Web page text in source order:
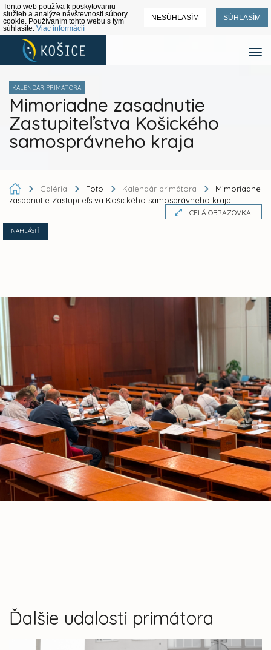
Tento web používa k poskytovaniu
služieb a analýze návštevnosti súbory
cookie. Používaním tohto webu s tým
súhlasíte. Viac informácií
NESÚHLASÍM SÚHLASÍM
KALENDÁR PRIMÁTORA
Mimoriadne zasadnutie
Zastupiteľstva Košického
samosprávneho kraja
Galéria Foto Kalendár primátora
Mimoriadne
zasadnutie Zastupiteľstva Košického samosprávneho kraja
CELÁ OBRAZOVKA
NAHLÁSIŤ
Ďalšie udalosti primátora